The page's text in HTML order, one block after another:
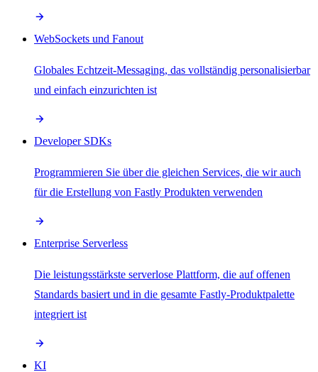
WebSockets und Fanout
Globales Echtzeit-Messaging, das vollständig personalisierbar
und einfach einzurichten ist
Developer SDKs
Programmieren Sie über die gleichen Services, die wir auch
für die Erstellung von Fastly Produkten verwenden
Enterprise Serverless
Die leistungsstärkste serverlose Plattform, die auf offenen
Standards basiert und in die gesamte Fastly-Produktpalette
integriert ist
KI